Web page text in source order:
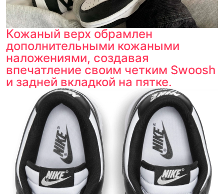
Кожаный верх обрамлен
дополнительными кожаными
наложениями, создавая
впечатление своим четким Swoosh
и задней вкладкой на пятке.